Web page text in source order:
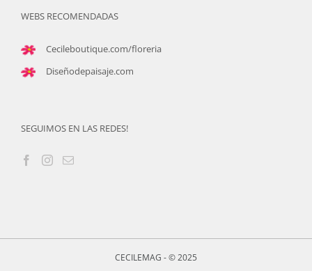
WEBS RECOMENDADAS
Cecileboutique.com/floreria
Diseñodepaisaje.com
SEGUIMOS EN LAS REDES!
CECILEMAG - © 2025